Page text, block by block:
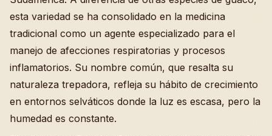
esta variedad se ha consolidado en la medicina
tradicional como un agente especializado para el
manejo de afecciones respiratorias y procesos
inflamatorios. Su nombre común, que resalta su
naturaleza trepadora, refleja su hábito de crecimiento
en entornos selváticos donde la luz es escasa, pero la
humedad es constante.